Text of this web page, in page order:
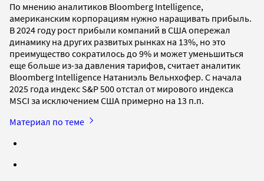
По мнению аналитиков Bloomberg Intelligence,
американским корпорациям нужно наращивать прибыль.
В 2024 году рост прибыли компаний в США опережал
динамику на других развитых рынках на 13%, но это
преимущество сократилось до 9% и может уменьшиться
еще больше из-за давления тарифов, считает аналитик
Bloomberg Intelligence Натаниэль Вельнхофер. С начала
2025 года индекс S&P 500 отстал от мирового индекса
MSCI за исключением США примерно на 13 п.п.
Материал по теме